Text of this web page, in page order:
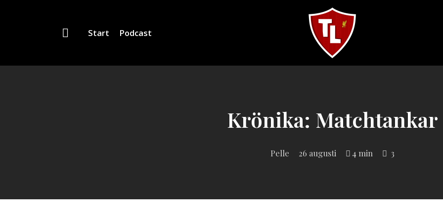
Sveriges
Start Podcast
Krönika: Matchtankar
Pelle 26 augusti 4 min 3